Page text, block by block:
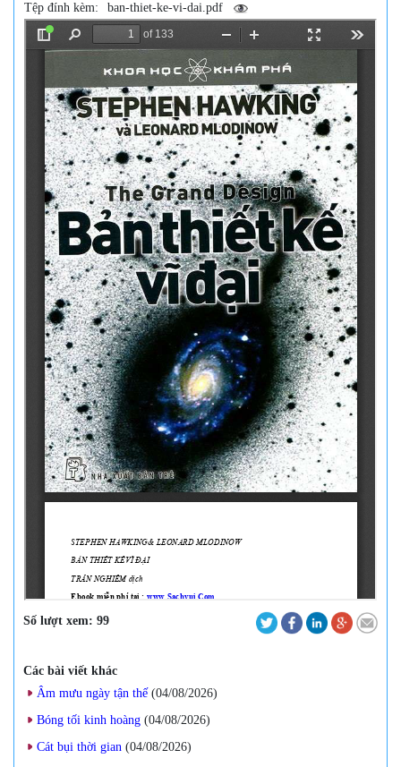
Tệp đính kèm: ban-thiet-ke-vi-dai.pdf
Số lượt xem: 99
Các bài viết khác
Âm mưu ngày tận thế (04/08/2026)
Bóng tối kinh hoàng (04/08/2026)
Cát bụi thời gian (04/08/2026)